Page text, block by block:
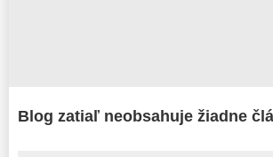
Blog zatiaľ neobsahuje žiadne